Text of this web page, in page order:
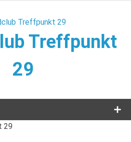
Treffpunkt
29